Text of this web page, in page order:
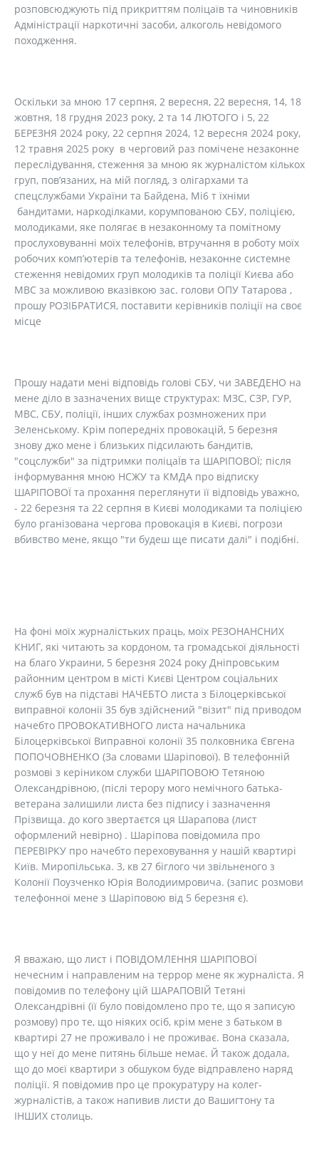
розповсюджують під прикриттям поліцаїв та чиновників
Адміністрації наркотичні засоби, алкоголь невідомого
походження.
Оскільки за мною 17 серпня, 2 вересня, 22 вересня, 14, 18
жовтня, 18 грудня 2023 року, 2 та 14 ЛЮТОГО і 5, 22
БЕРЕЗНЯ 2024 року, 22 серпня 2024, 12 вересня 2024 року,
12 травня 2025 року в черговий раз помічене незаконне
переслідування, стеження за мною як журналістом кількох
груп, пов’язаних, на мій погляд, з олігархами та
спецслужбами України та Байдена, Мі6 т їхніми
бандитами, наркоділками, корумпованою СБУ, поліцією,
молодиками, яке полягає в незаконному та помітному
прослуховуванні моїх телефонів, втручання в роботу моїх
робочих комп’ютерів та телефонів, незаконне системне
стеження невідомих груп молодиків та поліції Києва або
МВС за можливою вказівкою зас. голови ОПУ Татарова ,
прошу РОЗІБРАТИСЯ, поставити керівників поліції на своє
місце
Прошу надати мені відповідь голові СБУ, чи ЗАВЕДЕНО на
мене діло в зазначених вище структурах: МЗС, СЗР, ГУР,
МВС, СБУ, поліції, інших службах розмножених при
Зеленському. Крім попередніх провокацій, 5 березня
знову джо мене і близьких підсилають бандитів,
"соцслужби" за підтримки поліцаЇв та ШАРІПОВОЇ; після
інформування мною НСЖУ та КМДА про відписку
ШАРІПОВОЇ та прохання переглянути її відповідь уважно,
- 22 березня та 22 серпня в Києві молодиками та поліцією
було рганізована чергова провокація в Києві, погрози
вбивство мене, якщо "ти будеш ще писати далі" і подібні.
На фоні моїх журналістьких праць, моїх РЕЗОНАНСНИХ
КНИГ, які читають за кордоном, та громадської діяльності
на благо Украини, 5 березня 2024 року Дніпровським
районним центром в місті Києві Центром соціальних
служб був на підставі НАЧЕБТО листа з Білоцерківської
виправної колонії 35 був здійснений "візит" під приводом
начебто ПРОВОКАТИВНОГО листа начальника
Білоцерківської Виправної колонії 35 полковника Євгена
ПОПОЧОВНЕНКО (За словами Шаріпової). В телефонній
розмові з керіником служби ШАРІПОВОЮ Тетяною
Олександрівною, (післі терору мого немічного батька-
ветерана залишили листа без підпису і зазначення
Прізвища. до кого звертаєтся ця Шарапова (лист
оформлений невірно) . Шаріпова повідомила про
ПЕРЕВІРКУ про начебто переховування у нашій квартирі
Київ. Миропільська. 3, кв 27 біглого чи звільненого з
Колонії Поузченко Юрія Володиимровича. (запис розмови
телефонної мене з Шаріповою від 5 березня є).
Я вважаю, що лист і ПОВІДОМЛЕННЯ ШАРІПОВОЇ
нечесним і направленим на террор мене як журналіста. Я
повідомив по телефону цій ШАРАПОВІЙ Тетяні
Олександрівні (її було повідомлено про те, що я записую
розмову) про те, що ніяких осіб, крім мене з батьком в
квартирі 27 не проживало і не проживає. Вона сказала,
що у неї до мене питянь більше немає. Й також додала,
що до моєї квартири з обшуком буде відправлено наряд
поліції. Я повідомив про це прокуратуру на колег-
журналістів, а також напивив листи до Вашигтону та
ІНШИХ столиць.